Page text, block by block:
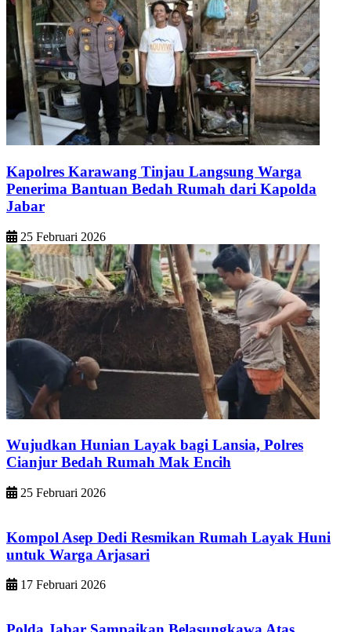
Kapolres Karawang Tinjau Langsung Warga
Penerima Bantuan Bedah Rumah dari Kapolda
Jabar
25 Februari 2026
Wujudkan Hunian Layak bagi Lansia, Polres
Cianjur Bedah Rumah Mak Encih
25 Februari 2026
Kompol Asep Dedi Resmikan Rumah Layak Huni
untuk Warga Arjasari
17 Februari 2026